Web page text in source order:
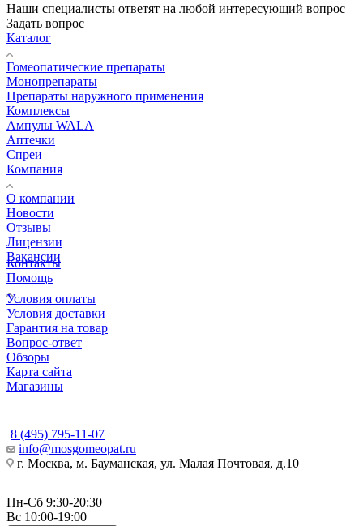
Наши специалисты ответят на любой интересующий вопрос
Задать вопрос
Каталог
Гомеопатические препараты
Монопрепараты
Препараты наружного применения
Комплексы
Ампулы WALA
Аптечки
Спреи
Компания
О компании
Новости
Отзывы
Лицензии
Вакансии
Контакты
Помощь
Условия оплаты
Условия доставки
Гарантия на товар
Вопрос-ответ
Обзоры
Карта сайта
Магазины
8 (495) 795-11-07
info@mosgomeopat.ru
г. Москва, м. Бауманская, ул. Малая Почтовая, д.10
Пн-Сб 9:30-20:30
Вс 10:00-19:00